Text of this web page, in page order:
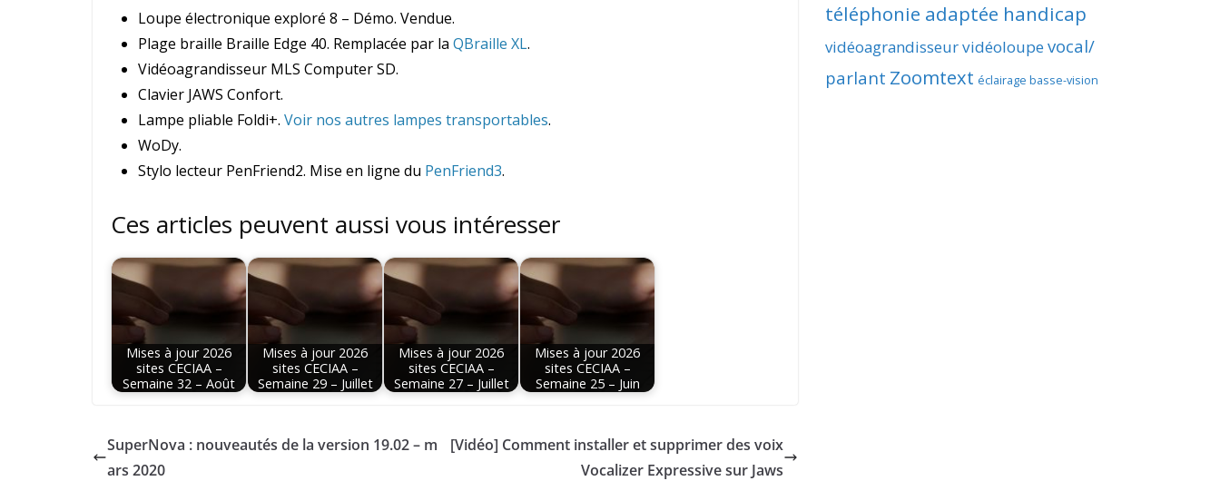
Loupe électronique exploré 8 – Démo. Vendue.
Plage braille Braille Edge 40. Remplacée par la QBraille XL.
Vidéoagrandisseur MLS Computer SD.
Clavier JAWS Confort.
Lampe pliable Foldi+. Voir nos autres lampes transportables.
WoDy.
Stylo lecteur PenFriend2. Mise en ligne du PenFriend3.
Ces articles peuvent aussi vous intéresser
Mises à jour 2026
sites CECIAA –
Semaine 32 – Août
Mises à jour 2026
sites CECIAA –
Semaine 29 – Juillet
Mises à jour 2026
sites CECIAA –
Semaine 27 – Juillet
Mises à jour 2026
sites CECIAA –
Semaine 25 – Juin
SuperNova : nouveautés de la version 19.02 – m
ars 2020
[Vidéo] Comment installer et supprimer des voix
Vocalizer Expressive sur Jaws
téléphonie adaptée handicap
vidéoagrandisseurvidéoloupevocal/
parlant Zoomtext éclairage basse-vision